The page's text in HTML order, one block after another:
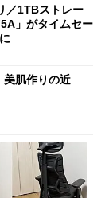
／1TBストレー
」がタイムセー
美肌作りの近